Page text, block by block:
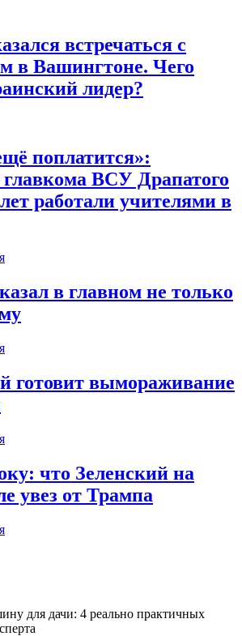
встречаться с
в Вашингтоне. Чего
лидер?
поплатится»:
главкома ВСУ Драпатого
работали учителями в
в главном не только
готовит вымораживание
что Зеленский на
увез от Трампа
для дачи: 4 реально практичных